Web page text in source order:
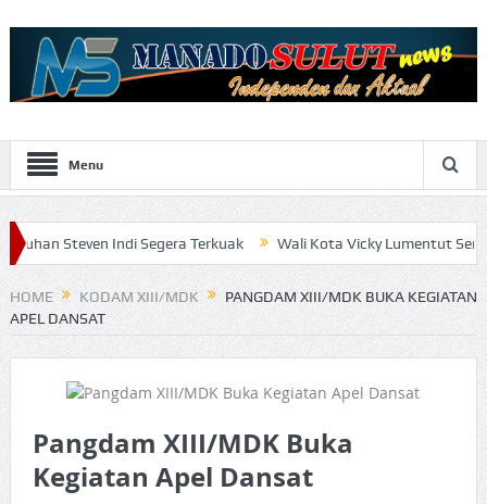
Menu
Indi Segera Terkuak Wali Kota Vicky Lumentut Serahkan LKPD
HOME KODAM XIII/MDK
PANGDAM XIII/MDK BUKA KEGIATAN
APEL DANSAT
Pangdam XIII/MDK Buka
Kegiatan Apel Dansat